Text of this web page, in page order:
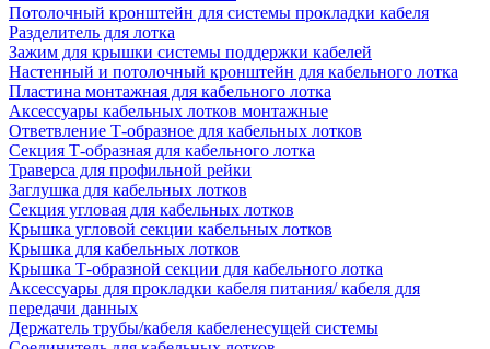
Потолочный кронштейн для системы прокладки кабеля
Разделитель для лотка
Зажим для крышки системы поддержки кабелей
Настенный и потолочный кронштейн для кабельного лотка
Пластина монтажная для кабельного лотка
Аксессуары кабельных лотков монтажные
Ответвление Т-образное для кабельных лотков
Секция Т-образная для кабельного лотка
Траверса для профильной рейки
Заглушка для кабельных лотков
Секция угловая для кабельных лотков
Крышка угловой секции кабельных лотков
Крышка для кабельных лотков
Крышка Т-образной секции для кабельного лотка
Аксессуары для прокладки кабеля питания/ кабеля для
передачи данных
Держатель трубы/кабеля кабеленесущей системы